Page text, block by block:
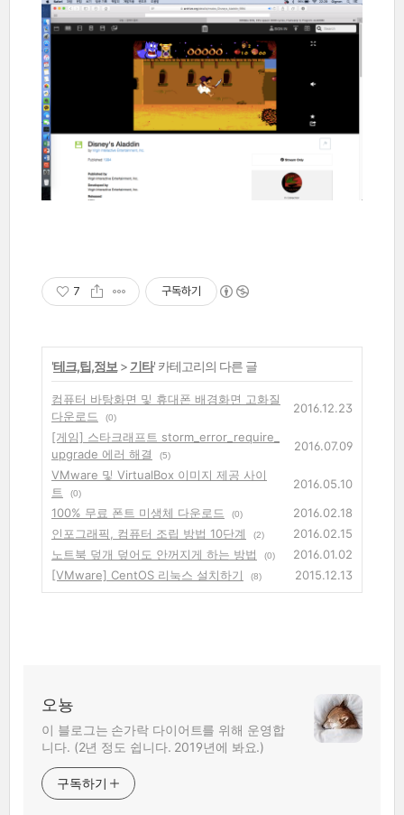
7 구독하기
'테크,팁,정보 > 기타' 카테고리의 다른 글
컴퓨터 바탕화면 및 휴대폰 배경화면 고화질
다운로드
(0)
2016.12.23
[게임] 스타크래프트 storm_error_require_
upgrade 에러 해결
(5)
2016.07.09
VMware 및 VirtualBox 이미지 제공 사이
트
(0)
2016.05.10
100% 무료 폰트 미생체 다운로드
(0)
2016.02.18
인포그래픽, 컴퓨터 조립 방법 10단계
(2)
2016.02.15
노트북 덮개 덮어도 안꺼지게 하는 방법
(0)
2016.01.02
[VMware] CentOS 리눅스 설치하기
(8) 2015.12.13
오뇽
이 블로그는 손가락 다이어트를 위해 운영합
니다. (2년 정도 쉽니다. 2019년에 봐요.)
구독하기